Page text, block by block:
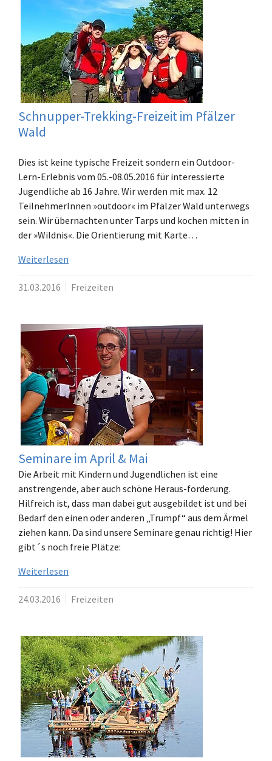
Schnupper-Trekking-Freizeit im Pfälzer
Wald
Dies ist keine typische Freizeit sondern ein Outdoor-
Lern-Erlebnis vom 05.-08.05.2016 für interessierte
Jugendliche ab 16 Jahre. Wir werden mit max. 12
TeilnehmerInnen »outdoor« im Pfälzer Wald unterwegs
sein. Wir übernachten unter Tarps und kochen mitten in
der »Wildnis«. Die Orientierung mit Karte…
Weiterlesen
31.03.2016 Freizeiten
Seminare im April & Mai
Die Arbeit mit Kindern und Jugendlichen ist eine
anstrengende, aber auch schöne Heraus-forderung.
Hilfreich ist, dass man dabei gut ausgebildet ist und bei
Bedarf den einen oder anderen „Trumpf“ aus dem Ärmel
ziehen kann. Da sind unsere Seminare genau richtig! Hier
gibt´s noch freie Plätze:
Weiterlesen
24.03.2016 Freizeiten